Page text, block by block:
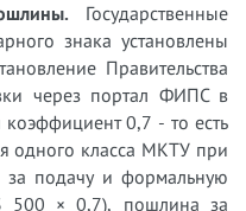
Государственные
знака установлены
Правительства
через портал ФИПС в
0,7 - то есть
одного класса МКТУ при
подачу и формальную
500 × 0,7), пошлина за